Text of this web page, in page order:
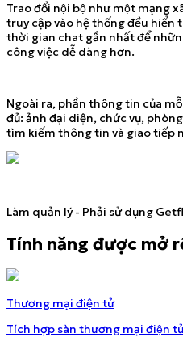
Trao đổi nội bộ như một mạng
truy cập vào hệ thống đều
thời gian chat gần nhất để
công việc dễ dàng hơn.
Ngoài ra, phần thông tin của
đủ: ảnh đại diện, chức vụ,
tìm kiếm thông tin và giao tiếp
Làm quản lý - Phải sử dụng
Tính năng được mở
Thương mại điện tử
Tích hợp sàn thương mại điện